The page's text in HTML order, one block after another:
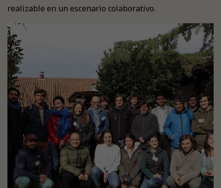
realizable en un escenario colaborativo.